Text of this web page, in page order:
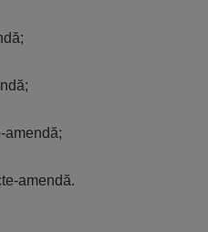
amendă;
amendă.